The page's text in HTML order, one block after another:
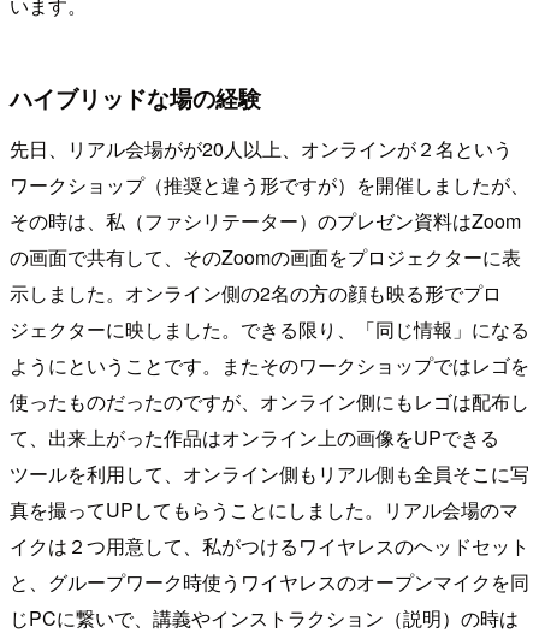
ハイブリッドな場の経験
先日、リアル会場がが20人以上、オンラインが２名という
ワークショップ（推奨と違う形ですが）を開催しましたが、
その時は、私（ファシリテーター）のプレゼン資料はZoom
の画面で共有して、そのZoomの画面をプロジェクターに表
示しました。オンライン側の2名の方の顔も映る形でプロ
ジェクターに映しました。できる限り、「同じ情報」になる
ようにということです。またそのワークショップではレゴを
使ったものだったのですが、オンライン側にもレゴは配布し
て、出来上がった作品はオンライン上の画像をUPできる
ツールを利用して、オンライン側もリアル側も全員そこに写
真を撮ってUPしてもらうことにしました。リアル会場のマ
イクは２つ用意して、私がつけるワイヤレスのヘッドセット
と、グループワーク時使うワイヤレスのオープンマイクを同
じPCに繋いで、講義やインストラクション（説明）の時は